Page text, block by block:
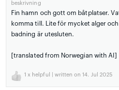
beskrivning
Fin hamn och gott om båtplatser.
komma till. Lite för mycket alger
badning är utesluten.
[translated from Norwegian with AI]
1 x helpful | written on 14. Jul 2025